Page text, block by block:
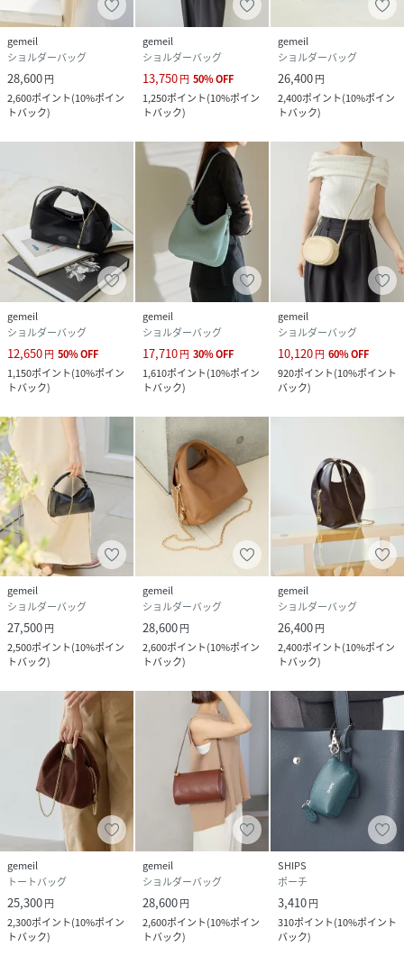
gemeil
ショルダーバッグ
28,600円
2,600ポイント(10%ポイン
トバック)
gemeil
ショルダーバッグ
13,750円 50%OFF
1,250ポイント(10%ポイン
トバック)
gemeil
ショルダーバッグ
26,400円
2,400ポイント(10%ポイン
トバック)
gemeil
ショルダーバッグ
12,650円 50%OFF
1,150ポイント(10%ポイン
トバック)
gemeil
ショルダーバッグ
17,710円 30%OFF
1,610ポイント(10%ポイン
トバック)
gemeil
ショルダーバッグ
10,120円 60%OFF
920ポイント(10%ポイント
バック)
gemeil
ショルダーバッグ
27,500円
2,500ポイント(10%ポイン
トバック)
gemeil
ショルダーバッグ
28,600円
2,600ポイント(10%ポイン
トバック)
gemeil
ショルダーバッグ
26,400円
2,400ポイント(10%ポイン
トバック)
gemeil
トートバッグ
25,300円
2,300ポイント(10%ポイン
トバック)
gemeil
ショルダーバッグ
28,600円
2,600ポイント(10%ポイン
トバック)
SHIPS
ポーチ
3,410円
310ポイント(10%ポイント
バック)